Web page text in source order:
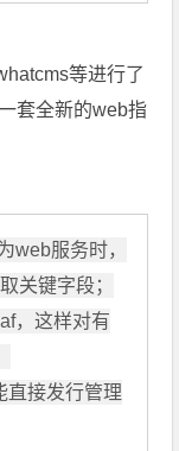
等进行了
套全新的web指
web服务时，
关键字段；
，这样对有
直接发行管理